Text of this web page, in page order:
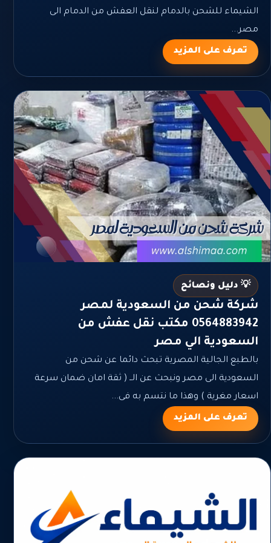
الشيماء للشحن بالدمام لنقل العفش من الدمام الى
مصر...
تعرف على المزيد
💡 دليل ونصائح
شركة شحن من السعودية لمصر
0564883942 مكتب نقل عفش من
السعودية الي مصر
بالطبع الجالية المصرية تبحث دائما عن شحن من
السعودية الى مصر ونبحث عن الــ ( ثقة امان ضمان سرعة
اسعار مغرية ) وهذا ما نتسم به فى...
تعرف على المزيد